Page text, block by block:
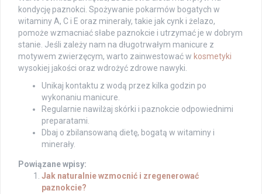
kondycję paznokci. Spożywanie pokarmów bogatych w
witaminy A, C i E oraz minerały, takie jak cynk i żelazo,
pomoże wzmacniać słabe paznokcie i utrzymać je w dobrym
stanie. Jeśli zależy nam na długotrwałym manicure z
motywem zwierzęcym, warto zainwestować w kosmetyki
wysokiej jakości oraz wdrożyć zdrowe nawyki.
Unikaj kontaktu z wodą przez kilka godzin po
wykonaniu manicure.
Regularnie nawilżaj skórki i paznokcie odpowiednimi
preparatami.
Dbaj o zbilansowaną dietę, bogatą w witaminy i
minerały.
Powiązane wpisy:
Jak naturalnie wzmocnić i zregenerować
paznokcie?